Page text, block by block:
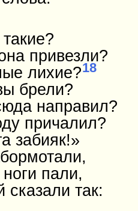
привезли?
лихие?18
брели?
направил?
причалил?
забияк!»
пали,
так: